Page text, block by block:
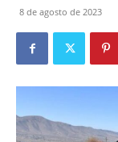
8 de agosto de 2023